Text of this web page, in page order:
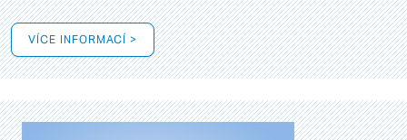
VÍCE INFORMACÍ >